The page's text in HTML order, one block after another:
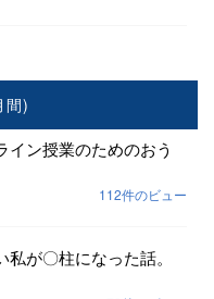
間)
イン授業のためのおう
112件のビュー
が〇柱になった話。